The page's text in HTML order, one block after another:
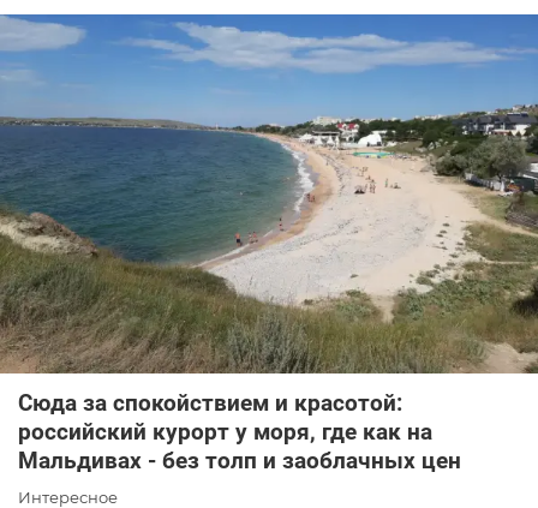
Сюда за спокойствием и красотой:
российский курорт у моря, где как на
Мальдивах - без толп и заоблачных цен
Интересное